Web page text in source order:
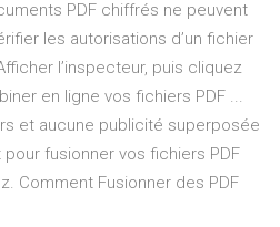
PDF chiffrés ne peuvent
les autorisations d’un fichier
l’inspecteur, puis cliquez
en ligne vos fichiers PDF ...
et aucune publicité superposée
fusionner vos fichiers PDF
Comment Fusionner des PDF